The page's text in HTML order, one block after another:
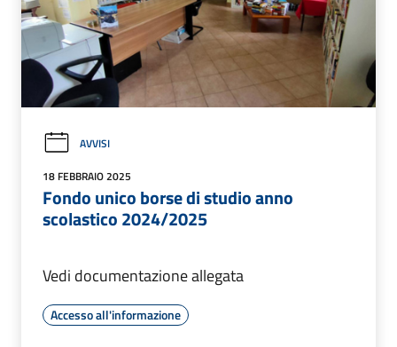
AVVISI
18 FEBBRAIO 2025
Fondo unico borse di studio anno
scolastico 2024/2025
Vedi documentazione allegata
Accesso all'informazione